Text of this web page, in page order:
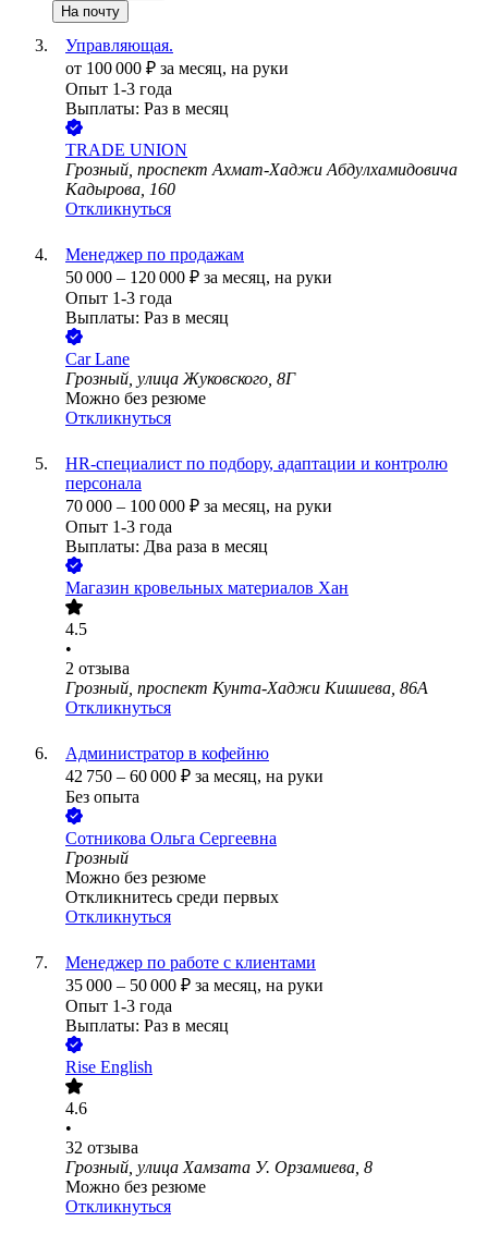
На почту
Управляющая.
от 100 000 ₽ за месяц, на руки
Опыт 1-3 года
Выплаты: Раз в месяц
TRADE UNION
Грозный, проспект Ахмат-Хаджи Абдулхамидовича
Кадырова, 160
Откликнуться
Менеджер по продажам
50 000 – 120 000 ₽ за месяц, на руки
Опыт 1-3 года
Выплаты: Раз в месяц
Car Lane
Грозный, улица Жуковского, 8Г
Можно без резюме
Откликнуться
HR-специалист по подбору, адаптации и контролю
персонала
70 000 – 100 000 ₽ за месяц, на руки
Опыт 1-3 года
Выплаты: Два раза в месяц
Магазин кровельных материалов Хан
4.5
•
2 отзыва
Грозный, проспект Кунта-Хаджи Кишиева, 86А
Откликнуться
Администратор в кофейню
42 750 – 60 000 ₽ за месяц, на руки
Без опыта
Сотникова Ольга Сергеевна
Грозный
Можно без резюме
Откликнитесь среди первых
Откликнуться
Менеджер по работе с клиентами
35 000 – 50 000 ₽ за месяц, на руки
Опыт 1-3 года
Выплаты: Раз в месяц
Rise English
4.6
•
32 отзыва
Грозный, улица Хамзата У. Орзамиева, 8
Можно без резюме
Откликнуться